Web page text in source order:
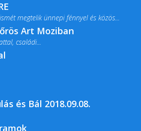
megtelik ünnepi fénnyel és közös...
Art Moziban
családi...
Könyvtár és...
és Bál 2018.09.08.